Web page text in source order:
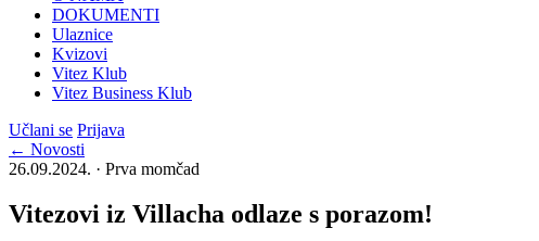
DOKUMENTI
Ulaznice
Kvizovi
Vitez Klub
Vitez Business Klub
Učlani se Prijava
← Novosti
26.09.2024. · Prva momčad
Vitezovi iz Villacha odlaze s porazom!